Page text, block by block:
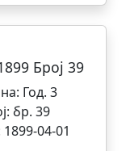
Број 39
Год. 3
бр. 39
1899-04-01